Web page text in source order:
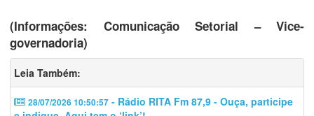
(Informações: Comunicação Setorial – Vice-
governadoria)
Leia Também:
28/07/2026 10:50:57 - Rádio RITA Fm 87,9 - Ouça, participe